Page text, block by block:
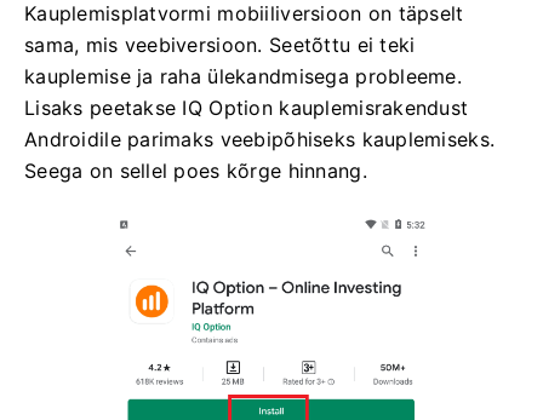
Kauplemisplatvormi mobiiliversioon on täpselt
sama, mis veebiversioon. Seetõttu ei teki
kauplemise ja raha ülekandmisega probleeme.
Lisaks peetakse IQ Option kauplemisrakendust
Androidile parimaks veebipõhiseks kauplemiseks.
Seega on sellel poes kõrge hinnang.